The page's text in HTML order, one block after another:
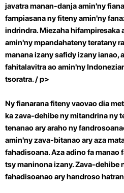
javatra manan-danja amin'ny
fampiasana ny fiteny amin'ny
indrindra. Miezaha hifampiresaka
amin'ny mpandahateny teratany
manana izany safidy izany ianao,
fahitalavitra ao amin'ny
tsoratra./ p>
Ny fianarana fiteny vaovao dia
ka zava-dehibe ny mitandrina ny
tenanao ary araho ny
amin'ny zava-bitanao ary aza
fahadisoana. Aza adino fa manao
tsy maninona izany. Zava-dehibe
fahadisoanao ary handroso